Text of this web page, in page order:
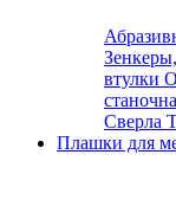
втулки
Сверла
Плашки для